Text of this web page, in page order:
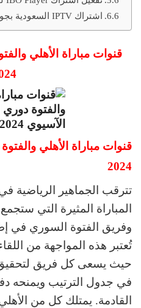
اشتراك IPTV السعودية بجودة عالية 4K
قنوات مباراة الأهلي
قنوات مباراة الأهلي والفتوة
2024
تترقب الجماهير الرياضية
المباراة المثيرة التي
وفريق الفتوة السوري في
تُعتبر هذه المواجهة من
حيث يسعى كل فريق لتحقيق
في جدول الترتيب ويمنحه
القادمة. يمتلك كل من